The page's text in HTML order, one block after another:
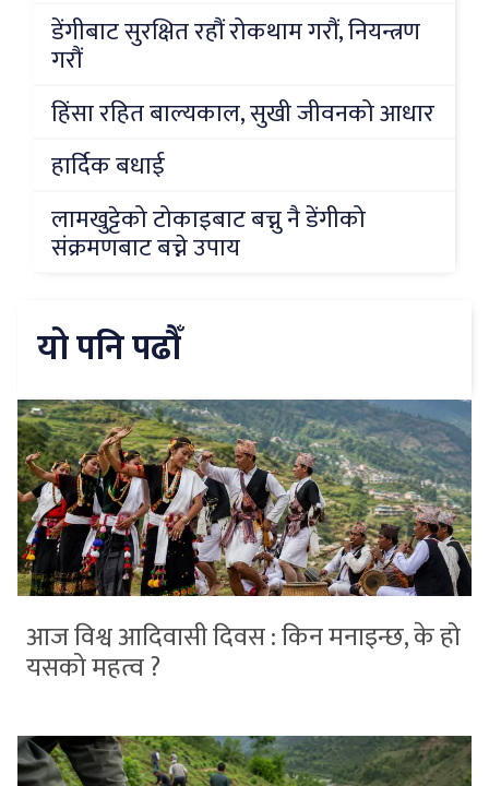
डेंगीबाट सुरक्षित रहौं रोकथाम गरौं, नियन्त्रण
गरौं
हिंसा रहित बाल्यकाल, सुखी जीवनको आधार
हार्दिक बधाई
लामखुट्टेको टोकाइबाट बच्नु नै डेंगीको
संक्रमणबाट बच्ने उपाय
यो पनि पढौँ
आज विश्व आदिवासी दिवस : किन मनाइन्छ, के हो
यसको महत्व ?